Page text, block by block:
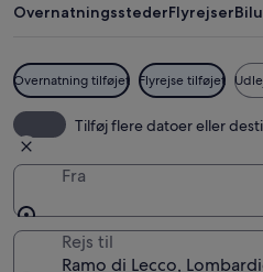
OvernatningsstederFlyrejser
Overnatning tilføjet Flyrejse tilføjet
Tilføj flere datoer eller
Fra
Rejs til
Ramo di Lecco,